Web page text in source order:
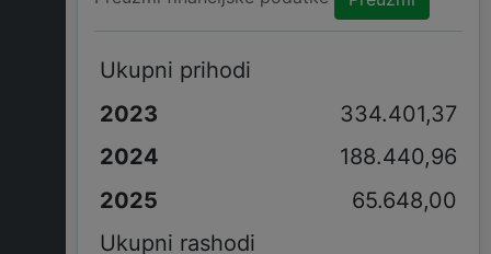
Ukupni prihodi
334.401,37
188.440,96
65.648,00
Ukupni rashodi